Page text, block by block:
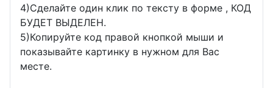
4)Сделайте один клик по тексту в форме , КОД
БУДЕТ ВЫДЕЛЕН.
5)Копируйте код правой кнопкой мыши и
показывайте картинку в нужном для Вас
месте.